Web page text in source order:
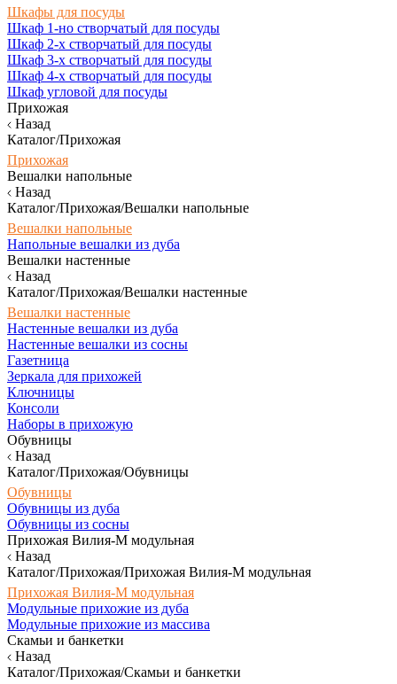
Шкафы для посуды
Шкаф 1-но створчатый для посуды
Шкаф 2-х створчатый для посуды
Шкаф 3-х створчатый для посуды
Шкаф 4-х створчатый для посуды
Шкаф угловой для посуды
Прихожая
Назад
Каталог/Прихожая
Прихожая
Вешалки напольные
Назад
Каталог/Прихожая/Вешалки напольные
Вешалки напольные
Напольные вешалки из дуба
Вешалки настенные
Назад
Каталог/Прихожая/Вешалки настенные
Вешалки настенные
Настенные вешалки из дуба
Настенные вешалки из сосны
Газетница
Зеркала для прихожей
Ключницы
Консоли
Наборы в прихожую
Обувницы
Назад
Каталог/Прихожая/Обувницы
Обувницы
Обувницы из дуба
Обувницы из сосны
Прихожая Вилия-М модульная
Назад
Каталог/Прихожая/Прихожая Вилия-М модульная
Прихожая Вилия-М модульная
Модульные прихожие из дуба
Модульные прихожие из массива
Скамьи и банкетки
Назад
Каталог/Прихожая/Скамьи и банкетки